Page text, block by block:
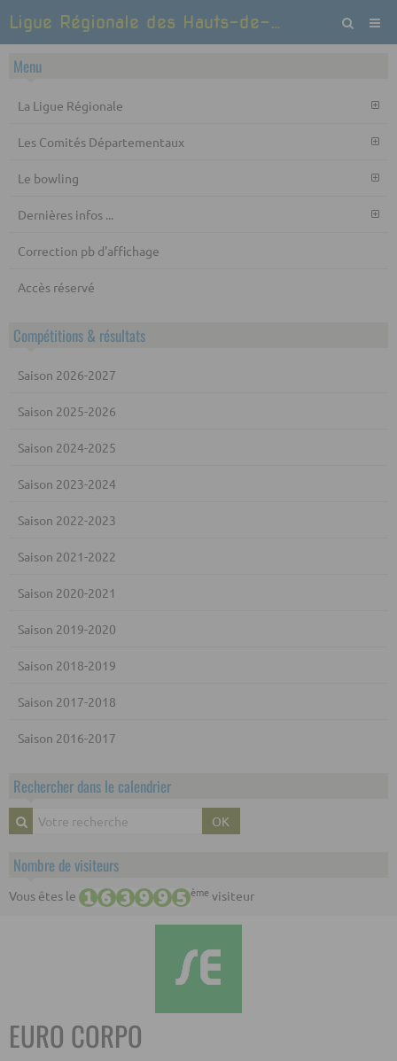
Ligue Régionale des Hauts-de-France de Bowling et Sports de quilles
Menu
La Ligue Régionale
Les Comités Départementaux
Le bowling
Dernières infos ...
Correction pb d'affichage
Accès réservé
Compétitions & résultats
Saison 2026-2027
Saison 2025-2026
Saison 2024-2025
Saison 2023-2024
Saison 2022-2023
Saison 2021-2022
Saison 2020-2021
Saison 2019-2020
Saison 2018-2019
Saison 2017-2018
Saison 2016-2017
Rechercher dans le calendrier
OK
Nombre de visiteurs
Vous êtes le èmevisiteur
EURO CORPO